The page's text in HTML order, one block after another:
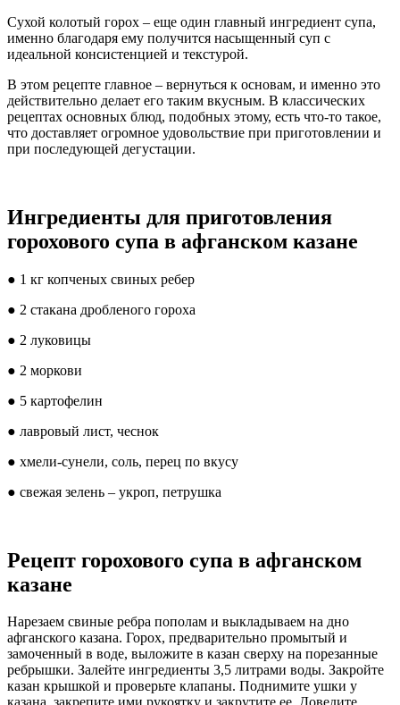
Сухой колотый горох – еще один главный ингредиент супа,
именно благодаря ему получится насыщенный суп с
идеальной консистенцией и текстурой.
В этом рецепте главное – вернуться к основам, и именно это
действительно делает его таким вкусным. В классических
рецептах основных блюд, подобных этому, есть что-то такое,
что доставляет огромное удовольствие при приготовлении и
при последующей дегустации.
Ингредиенты для приготовления
горохового супа в афганском казане
● 1 кг копченых свиных ребер
● 2 стакана дробленого гороха
● 2 луковицы
● 2 моркови
● 5 картофелин
● лавровый лист, чеснок
● хмели-сунели, соль, перец по вкусу
● свежая зелень – укроп, петрушка
Рецепт горохового супа в афганском
казане
Нарезаем свиные ребра пополам и выкладываем на дно
афганского казана. Горох, предварительно промытый и
замоченный в воде, выложите в казан сверху на порезанные
ребрышки. Залейте ингредиенты 3,5 литрами воды. Закройте
казан крышкой и проверьте клапаны. Поднимите ушки у